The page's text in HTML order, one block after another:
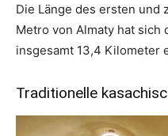
Die Länge des ersten und
Metro von Almaty hat sich
insgesamt 13,4 Kilometer
Traditionelle